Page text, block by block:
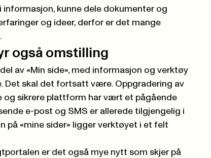
kunne dele dokumenter og
og ideer, derfor er det mange
også omstilling
av «Min side», med informasjon og verktøy
Det skal det fortsatt være. Oppgradering av
og sikrere plattform har vært et pågående
e-post og SMS er allerede tilgjengelig i
på «mine sider» ligger verktøyet i et felt
er det også mye nytt som skjer på